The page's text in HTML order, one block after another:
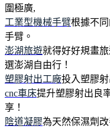
圍極廣,
工業型機械手臂根據不
手臂。
澎湖旅遊就得好好規畫
選澎湖自由行！
塑膠射出工廠投入塑膠
cnc車床提升塑膠射出良
享！
陰道凝膠為天然保濕劑